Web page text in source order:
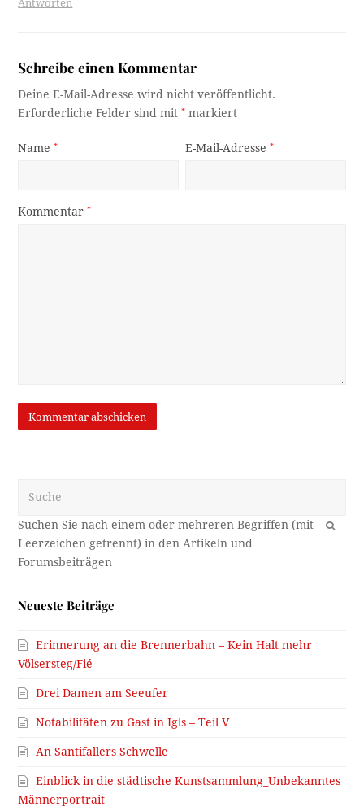
Antworten
Schreibe einen Kommentar
Deine E-Mail-Adresse wird nicht veröffentlicht.
Erforderliche Felder sind mit* markiert
Name* E-Mail-Adresse*
Kommentar*
OK
Neueste Beiträge
Erinnerung an die Brennerbahn – Kein Halt mehr
Völsersteg/Fié
Drei Damen am Seeufer
Notabilitäten zu Gast in Igls – Teil V
An Santifallers Schwelle
Einblick in die städtische Kunstsammlung_Unbekanntes
Männerportrait